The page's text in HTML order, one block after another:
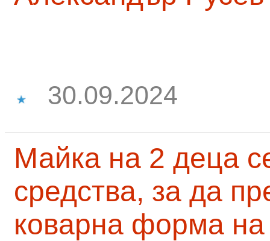
30.09.2024
Майка на 2 деца
средства, за да
коварна форма на